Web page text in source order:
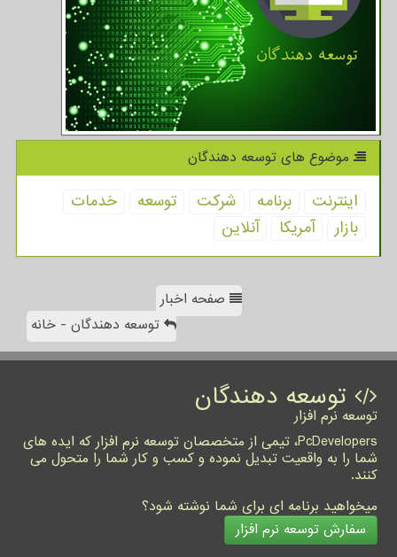
موضوع های توسعه دهندگان
اینترنت برنامه شركت توسعه
خدمات
بازار
آمریكا آنلاین
صفحه اخبار
توسعه دهندگان - خانه
توسعه دهندگان
توسعه نرم افزار
PcDevelopers، تیمی از متخصصان توسعه نرم افزار که ایده های
شما را به واقعیت تبدیل نموده و کسب و کار شما را متحول می
کنند.
میخواهید برنامه ای برای شما نوشته شود؟
سفارش توسعه نرم افزار